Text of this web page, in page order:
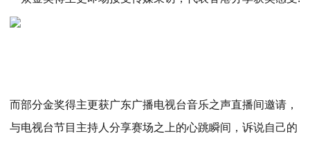
而部分金奖得主更获广东广播电视台音乐之声直播间邀请，
与电视台节目主持人分享赛场之上的心跳瞬间，诉说自己的